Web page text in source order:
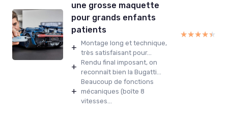
une grosse maquette
pour grands enfants
patients
+ Montage long et technique,
très satisfaisant pour...
+ Rendu final imposant, on
reconnaît bien la Bugatti...
+
Beaucoup de fonctions
mécaniques (boîte 8
vitesses...
★★★★★
★★★★★